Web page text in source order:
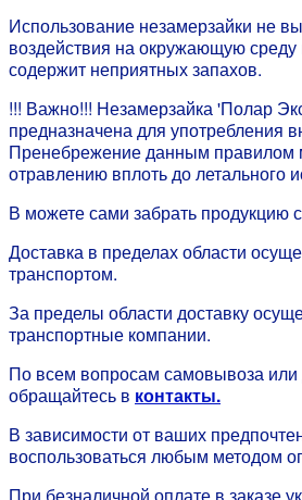
Использование незамерзайки не
воздействия на окружающую
содержит неприятных запахов.
!!! Важно!!! Незамерзайка 'Полар
предназначена для употребления
Пренебрежение данным правилом
отравлению вплоть до летального
В можете сами забрать продукцию
Доставка в пределах области
транспортом.
За пределы области доставку
транспортные компании.
По всем вопросам самовывоза или
обращайтесь в контакты.
В зависимости от ваших
воспользоваться любым методом
При безналичной оплате в заказе